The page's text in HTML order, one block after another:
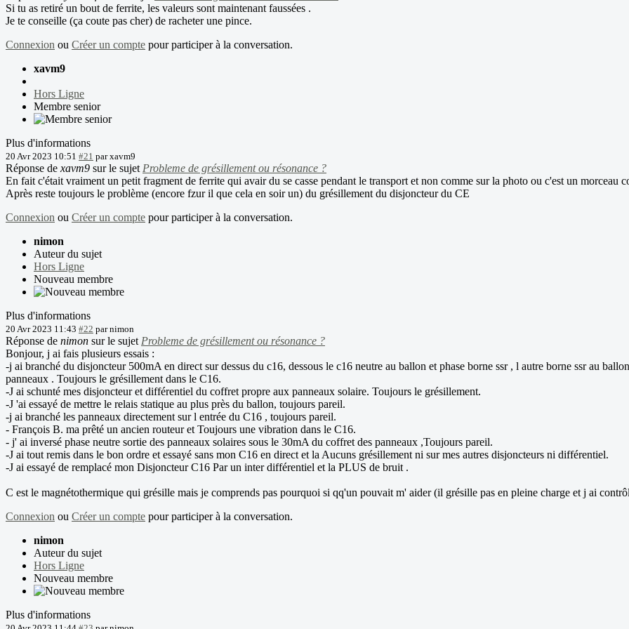
Si tu as retiré un bout de ferrite, les valeurs sont maintenant faussées .
Je te conseille (ça coute pas cher) de racheter une pince.
Connexion ou Créer un compte pour participer à la conversation.
xavm9
Hors Ligne
Membre senior
Plus d'informations
20 Avr 2023 10:51 #21 parxavm9
Réponse de xavm9 sur le sujet Probleme de grésillement ou résonance ?
En fait c'était vraiment un petit fragment de ferrite qui avair du se casse pendant le transport et non comme sur la photo ou c'est un morceau
Après reste toujours le problème (encore fzur il que cela en soir un) du grésillement du disjoncteur du CE
Connexion ou Créer un compte pour participer à la conversation.
nimon
Auteur du sujet
Hors Ligne
Nouveau membre
Plus d'informations
20 Avr 2023 11:43 #22 parnimon
Réponse de nimon sur le sujet Probleme de grésillement ou résonance ?
Bonjour, j ai fais plusieurs essais :
-j ai branché du disjoncteur 500mA en direct sur dessus du c16, dessous le c16 neutre au ballon et phase borne ssr , l autre borne ssr au
panneaux . Toujours le grésillement dans le C16.
-J ai schunté mes disjoncteur et différentiel du coffret propre aux panneaux solaire. Toujours le grésillement.
-J 'ai essayé de mettre le relais statique au plus près du ballon, toujours pareil.
-j ai branché les panneaux directement sur l entrée du C16 , toujours pareil.
- François B. ma prêté un ancien routeur et Toujours une vibration dans le C16.
- j' ai inversé phase neutre sortie des panneaux solaires sous le 30mA du coffret des panneaux ,Toujours pareil.
-J ai tout remis dans le bon ordre et essayé sans mon C16 en direct et la Aucuns grésillement ni sur mes autres disjoncteurs ni différentiel.
-J ai essayé de remplacé mon Disjoncteur C16 Par un inter différentiel et la PLUS de bruit .
C est le magnétothermique qui grésille mais je comprends pas pourquoi si qq'un pouvait m' aider (il grésille pas en pleine charge et j ai
Connexion ou Créer un compte pour participer à la conversation.
nimon
Auteur du sujet
Hors Ligne
Nouveau membre
Plus d'informations